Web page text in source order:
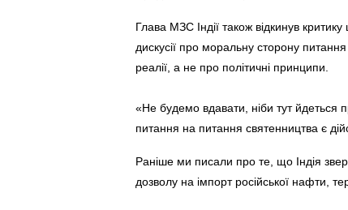
Глава МЗС Індії також відкинув
дискусії про моральну сторону
реалії, а не про політичні принципи.
«Не будемо вдавати, ніби тут йдеться
питання на питання святенництва є
Раніше ми писали про те, що Індія
дозволу на імпорт російської нафти,